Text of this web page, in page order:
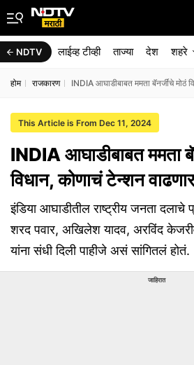
NDTV लाईव्ह टीव्ही ताज्या देश शहरे
होम राजकारण INDIA आघाडीबाबत ममता बॅनर्जींचे मोठं
This Article is From Dec 11, 2024
INDIA आघाडीबाबत ममता
विधान, कोणाचं टेन्शन
इंडिया आघाडीतील राष्ट्रीय जनता
शरद पवार, अखिलेश यादव, अरविंद
यांना संधी दिली पाहीजे असं सांगितलं होतं.
जाहिरात